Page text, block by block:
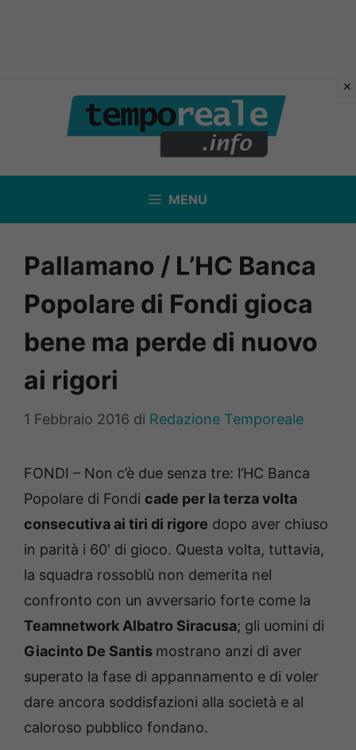
contenuto
MENU
Pallamano / L’HC Banca
Popolare di Fondi gioca
bene ma perde di nuovo
ai rigori
1 Febbraio 2016 di Redazione Temporeale
FONDI – Non c’è due senza tre: l’HC Banca
Popolare di Fondi cade per la terza volta
consecutiva ai tiri di rigore dopo aver chiuso
in parità i 60′ di gioco. Questa volta, tuttavia,
la squadra rossoblù non demerita nel
confronto con un avversario forte come la
Teamnetwork Albatro Siracusa; gli uomini di
Giacinto De Santis mostrano anzi di aver
superato la fase di appannamento e di voler
dare ancora soddisfazioni alla società e al
caloroso pubblico fondano.